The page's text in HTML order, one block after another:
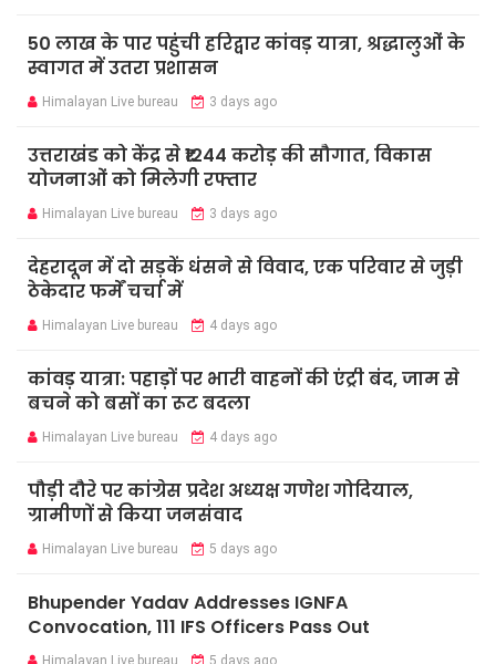
50 लाख के पार पहुंची हरिद्वार कांवड़ यात्रा, श्रद्धालुओं के
स्वागत में उतरा प्रशासन
Himalayan Live bureau 3 days ago
उत्तराखंड को केंद्र से ₹1244 करोड़ की सौगात, विकास
योजनाओं को मिलेगी रफ्तार
Himalayan Live bureau 3 days ago
देहरादून में दो सड़कें धंसने से विवाद, एक परिवार से जुड़ी
ठेकेदार फर्में चर्चा में
Himalayan Live bureau 4 days ago
कांवड़ यात्रा: पहाड़ों पर भारी वाहनों की एंट्री बंद, जाम से
बचने को बसों का रूट बदला
Himalayan Live bureau 4 days ago
पौड़ी दौरे पर कांग्रेस प्रदेश अध्यक्ष गणेश गोदियाल,
ग्रामीणों से किया जनसंवाद
Himalayan Live bureau 5 days ago
Bhupender Yadav Addresses IGNFA
Convocation, 111 IFS Officers Pass Out
Himalayan Live bureau 5 days ago